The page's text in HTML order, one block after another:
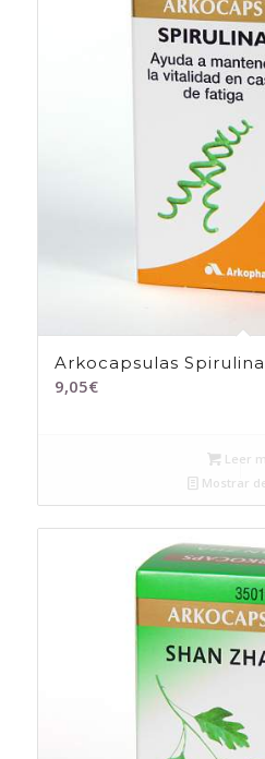
Arkocapsulas
9,05€
Leer
Mostrar